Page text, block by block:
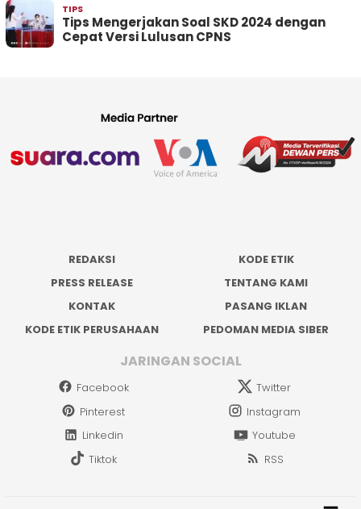
TIPS
Tips Mengerjakan Soal SKD 2024 dengan
Cepat Versi Lulusan CPNS
REDAKSI
KODE ETIK
PRESS RELEASE
TENTANG KAMI
KONTAK
PASANG IKLAN
KODE ETIK PERUSAHAAN
PEDOMAN MEDIA SIBER
JARINGAN SOCIAL
Facebook
Twitter
Pinterest
Instagram
Linkedin
Youtube
Tiktok
RSS